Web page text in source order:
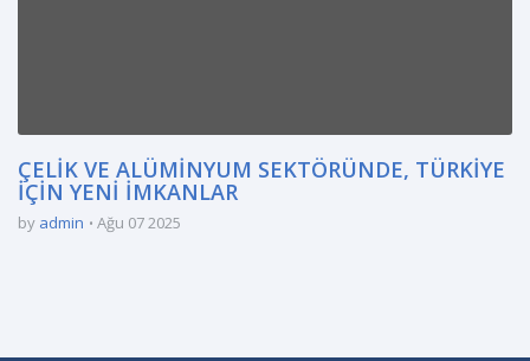
ÇELİK VE ALÜMİNYUM SEKTÖRÜNDE, TÜRKİYE
İÇİN YENİ İMKANLAR
by admin Ağu 07 2025